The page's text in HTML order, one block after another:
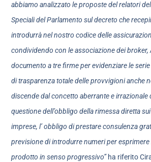
abbiamo analizzato le proposte del relatori
Speciali del Parlamento sul decreto che
introdurrà nel nostro codice delle
condividendo con le associazione dei broker,
documento a tre firme per evidenziare le
di trasparenza totale delle provvigioni anche
discende dal concetto aberrante eirrazionale
questione dell’obbligo della rimessa diretta
imprese, l’ obbligo di prestare consulenza
previsione di introdurre numeri per esprimere
prodotto in senso progressivo”ha riferito